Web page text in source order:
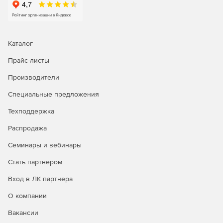
Анализ отчетов об исторических трендах для
эффективного планирования мощностей.
неполадок в работе сети.
неполадок на первом и втором уровнях сети:
Проверка связи по протоколу ICMP: доступность —
устройства, поэтому инструмент для проверки связи
позволяет определить, доступно ли устройство, а
маршрута позволяет узнать, является ли причиной
недоступности устройства ошибка в пути к нему, а
прервана. Трассировка маршрута от OpManager до
прыжков до отслеживаемого устройства, а также
Каталог
Прайс-листы
Производители
Специальные предложения
Техподдержка
Распродажа
Семинары и вебинары
Стать партнером
Вход в ЛК партнера
О компании
Вакансии